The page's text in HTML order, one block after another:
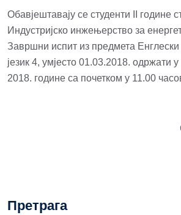
Обавјештавају се студенти II године
Индустријско инжењерство за
Завршни испит из предмета Енглески
језик 4, умјесто 01.03.2018. одржати
2018. године са почетком у 11.00
Претрага